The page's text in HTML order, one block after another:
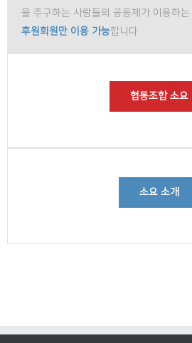
을 추구하는 사람들의 공동체가 이용하는
후원회원만 이용 가능합니다.
협동조합 소요
소요 소개